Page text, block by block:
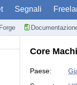
Segnali
Core
Paese: